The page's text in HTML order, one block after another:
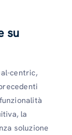
su
centric,
la
soluzione